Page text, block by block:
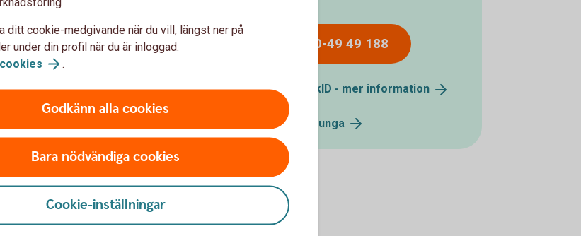
0771-97 75 12
Support förprivatpersoner
010-49 49 188
Mobilt BankID - mer information
BankID för unga
kontoret har stängt
ditt cookie-medgivande när du vill, längst ner på
under din profil när du är inloggad.
cookies .
Godkänn alla cookies
Bara nödvändiga cookies
Cookie-inställningar